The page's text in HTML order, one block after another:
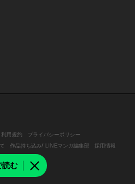
読む
利用規約
プライバシーポリシー
作品持ち込み/ LINEマンガ編集部
採用情報